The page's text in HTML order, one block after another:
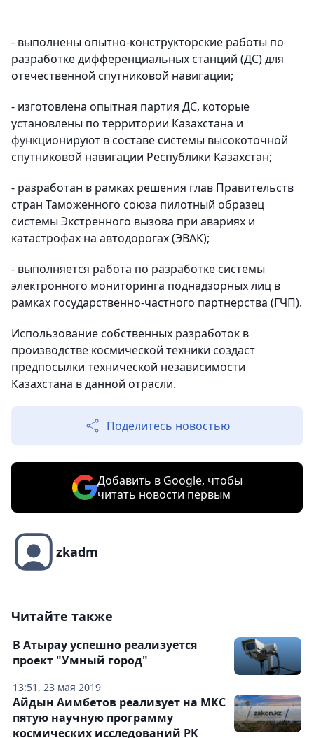
- выполнены опытно-конструкторские работы по
разработке дифференциальных станций (ДС) для
отечественной спутниковой навигации;
- изготовлена опытная партия ДС, которые
установлены по территории Казахстана и
функционируют в составе системы высокоточной
спутниковой навигации Республики Казахстан;
- разработан в рамках решения глав Правительств
стран Таможенного союза пилотный образец
системы Экстренного вызова при авариях и
катастрофах на автодорогах (ЭВАК);
- выполняется работа по разработке системы
электронного мониторинга поднадзорных лиц в
рамках государственно-частного партнерства (ГЧП).
Использование собственных разработок в
производстве космической техники создаст
предпосылки технической независимости
Казахстана в данной отрасли.
Поделитесь новостью
Добавить в Google, чтобы
читать новости первым
zkadm
Читайте также
13:51, 23 мая 2019
В Атырау успешно реализуется
проект "Умный город"
Айдын Аимбетов реализует на МКС
пятую научную программу
космических исследований РК